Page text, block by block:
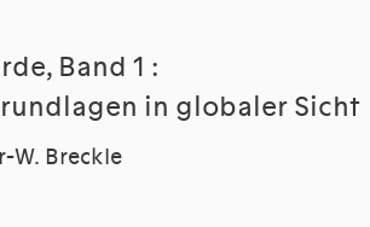
Band 1 :
in globaler Sicht
W. Breckle